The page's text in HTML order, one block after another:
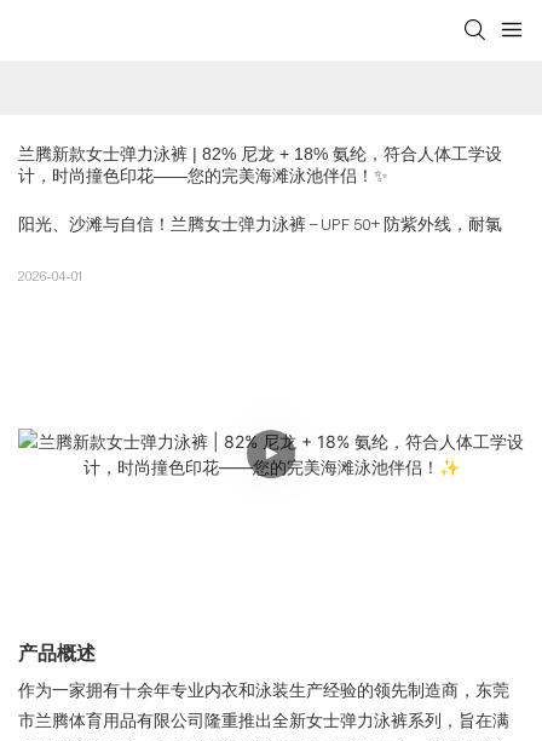
兰腾新款女士弹力泳裤 | 82% 尼龙 + 18% 氨纶，符合人体工学设
计，时尚撞色印花——您的完美海滩泳池伴侣！✨
阳光、沙滩与自信！兰腾女士弹力泳裤 – UPF 50+ 防紫外线，耐氯
2026-04-01
产品概述
作为一家拥有十余年专业内衣和泳装生产经验的领先制造商，东莞
市兰腾体育用品有限公司隆重推出全新女士弹力泳裤系列，旨在满